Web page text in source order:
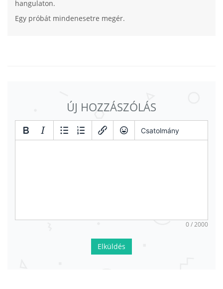
hangulaton.
Egy próbát mindenesetre megér.
ÚJ HOZZÁSZÓLÁS
Csatolmány
0 / 2000
Elküldés